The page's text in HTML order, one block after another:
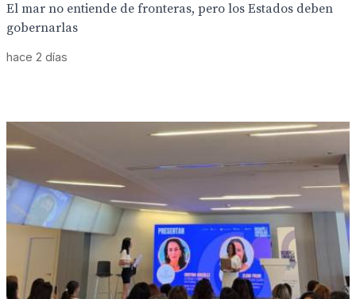
El mar no entiende de fronteras, pero los Estados deben
gobernarlas
hace 2 días